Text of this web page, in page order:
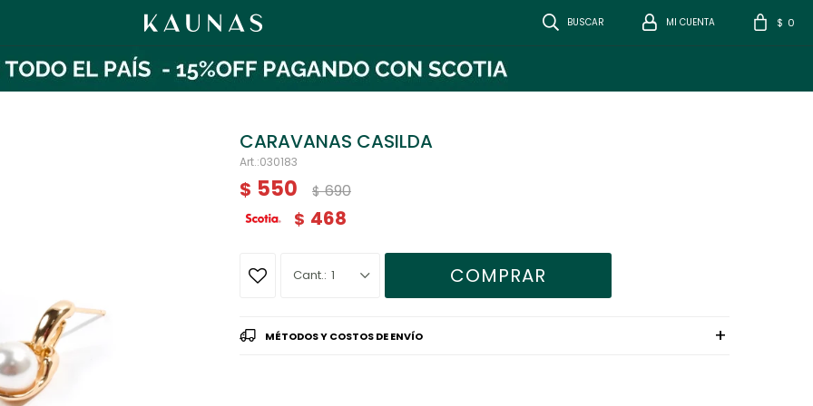
$ 0
CARAVANAS CASILDA
030183
$ 550 $ 690
$ 468
1 COMPRAR
MÉTODOS Y COSTOS DE ENVÍO